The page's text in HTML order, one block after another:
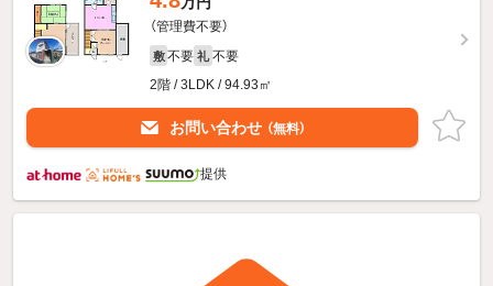
（管理費不要）
敷 不要 礼 不要
2階 / 3LDK / 94.93㎡
お問い合わせ （無料）
提供